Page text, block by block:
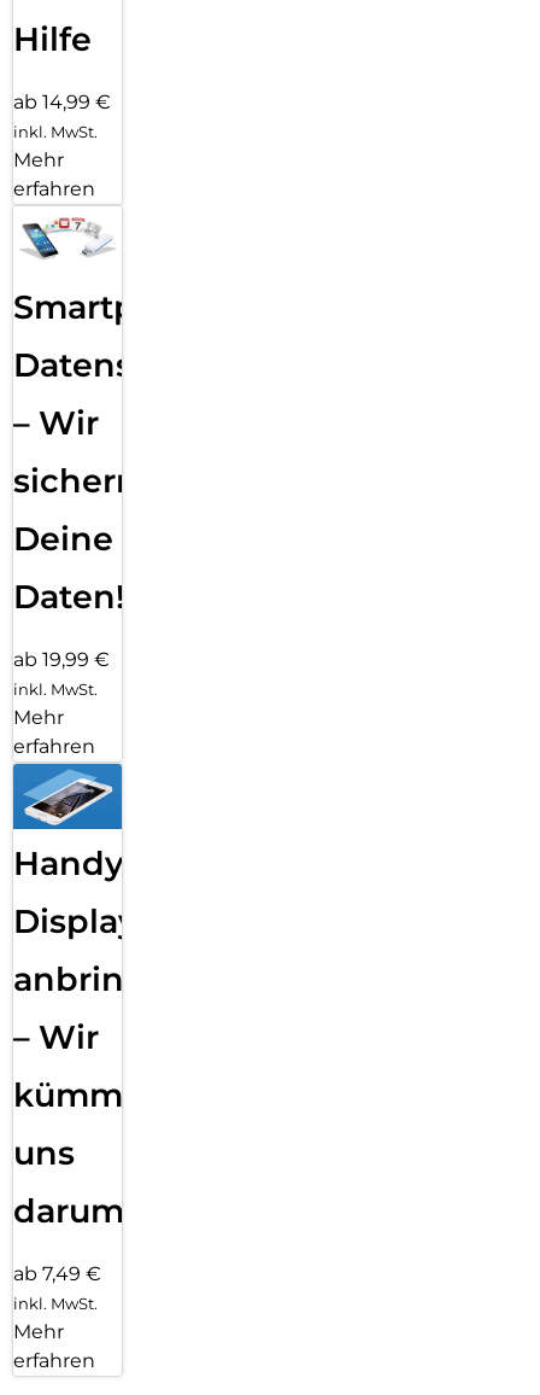
Hilfe
ab 14,99 €
inkl. MwSt.
Mehr
erfahren
Smartphone
Datensicherung
– Wir
sichern
Deine
Daten!
ab 19,99 €
inkl. MwSt.
Mehr
erfahren
Handy
Displayfolie
anbringen
– Wir
kümmern
uns
darum!
ab 7,49 €
inkl. MwSt.
Mehr
erfahren